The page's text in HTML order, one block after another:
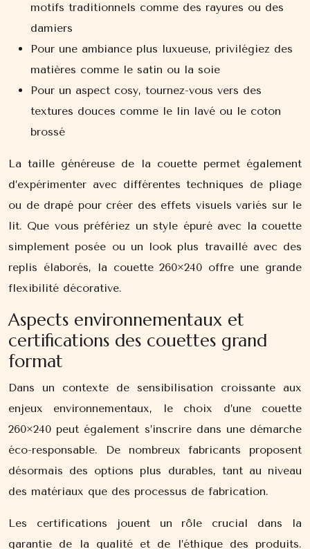
motifs traditionnels comme des rayures ou des
damiers
Pour une ambiance plus luxueuse, privilégiez des
matières comme le satin ou la soie
Pour un aspect cosy, tournez-vous vers des
textures douces comme le lin lavé ou le coton
brossé
La taille généreuse de la couette permet également
d’expérimenter avec différentes techniques de pliage
ou de drapé pour créer des effets visuels variés sur le
lit. Que vous préfériez un style épuré avec la couette
simplement posée ou un look plus travaillé avec des
replis élaborés, la couette 260×240 offre une grande
flexibilité décorative.
Aspects environnementaux et
certifications des couettes grand
format
Dans un contexte de sensibilisation croissante aux
enjeux environnementaux, le choix d’une couette
260×240 peut également s’inscrire dans une démarche
éco-responsable. De nombreux fabricants proposent
désormais des options plus durables, tant au niveau
des matériaux que des processus de fabrication.
Les certifications jouent un rôle crucial dans la
garantie de la qualité et de l’éthique des produits.